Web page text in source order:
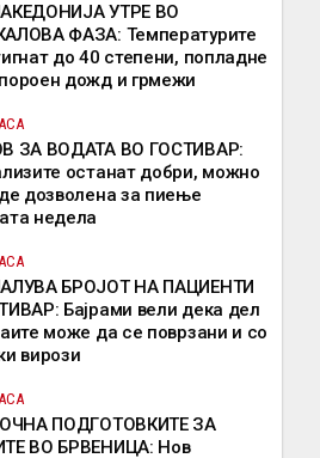
УТРЕ ВО
ФАЗА: Температурите
до 40 степени, попладне
дожд и грмежи
ЗА ВОДАТА ВО ГОСТИВАР:
останат добри, можно
дозволена за пиење
недела
БРОЈОТ НА ПАЦИЕНТИ
Бајрами вели дека дел
може да се поврзани и со
вирози
ПОДГОТОВКИТЕ ЗА
ВО БРВЕНИЦА: Нов